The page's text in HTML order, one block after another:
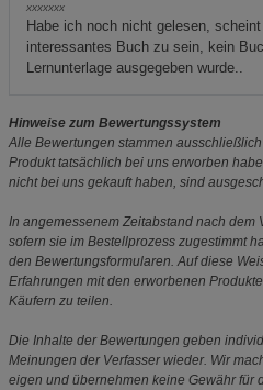
xxxxxxx
Habe ich noch nicht gelesen,
interessantes Buch zu sein, kein
Lernunterlage ausgegeben wurde..
Hinweise zum Bewertungssystem
Alle Bewertungen stammen
Produkt tatsächlich bei uns erworben
nicht bei uns gekauft haben, sind
In angemessenem Zeitabstand nach
sofern sie im Bestellprozess zugestimmt
den Bewertungsformularen. Auf diese
Erfahrungen mit den erworbenen
Käufern zu teilen.
Die Inhalte der Bewertungen geben
Meinungen der Verfasser wieder. Wir
eigen und übernehmen keine Gewähr für